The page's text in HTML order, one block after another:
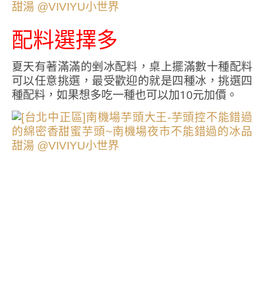
配料選擇多
夏天有著滿滿的剉冰配料，桌上擺滿數十種配料
可以任意挑選，最受歡迎的就是四種冰，挑選四
種配料，如果想多吃一種也可以加10元加價。